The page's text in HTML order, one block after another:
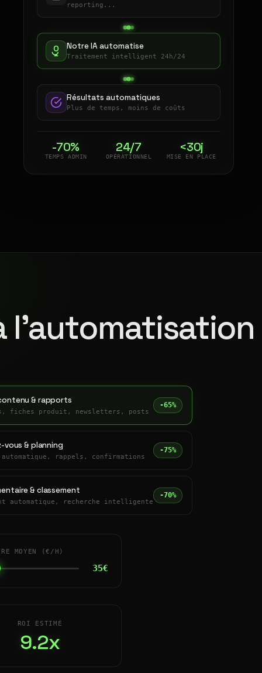
reporting...
Notre IA automatise
Traitement intelligent 24h/24
Résultats automatiques
Plus de temps, moins de coûts
-70%
TEMPS ADMIN
24/7
OPÉRATIONNEL
<30j
MISE EN PLACE
l'automatisation
& rapports
fiches produit, newsletters, posts
-65%
vous & planning
rappels, confirmations
-75%
& classement
automatique, recherche intelligente
-70%
MOYEN (€/H)
35€
ROI ESTIMÉ
9.2x